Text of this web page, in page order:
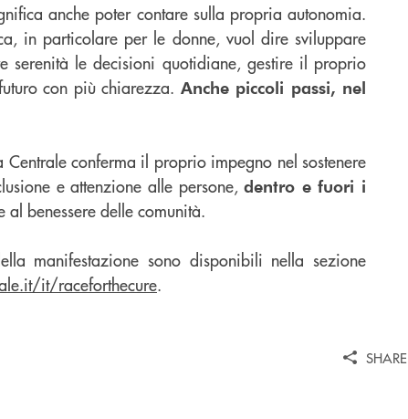
anche poter contare sulla propria autonomia.
in particolare per le donne, vuol dire sviluppare
serenità le decisioni quotidiane, gestire il proprio
con più chiarezza. Anche piccoli passi, nel
conferma il proprio impegno nel sostenere
e attenzione alle persone,dentro e fuori i
al benessere delle comunità.
manifestazione sono disponibili nella sezione
it/raceforthecure.
SHARE